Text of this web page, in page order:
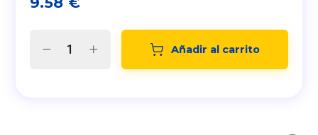
Añadir al carrito